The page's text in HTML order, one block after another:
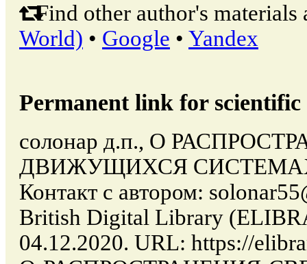
Find other author's materials
World) • Google • Yandex
Permanent link for
солонар д.п., О
ДВИЖУЩИХСЯ СИСТЕМАХ
Контакт с автором:
British Digital Library
04.12.2020. URL: https://